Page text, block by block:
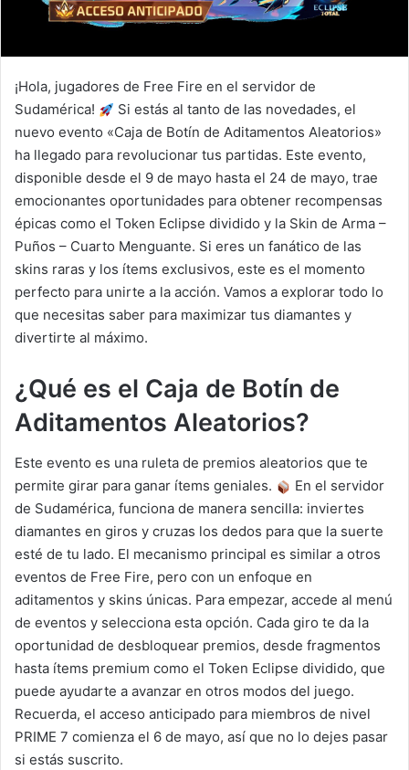
¡Hola, jugadores de Free Fire en el servidor de
Sudamérica!
Si estás al tanto de las novedades, el
nuevo evento «Caja de Botín de Aditamentos Aleatorios»
ha llegado para revolucionar tus partidas. Este evento,
disponible desde el 9 de mayo hasta el 24 de mayo, trae
emocionantes oportunidades para obtener recompensas
épicas como el Token Eclipse dividido y la Skin de Arma –
Puños – Cuarto Menguante. Si eres un fanático de las
skins raras y los ítems exclusivos, este es el momento
perfecto para unirte a la acción. Vamos a explorar todo lo
que necesitas saber para maximizar tus diamantes y
divertirte al máximo.
¿Qué es el Caja de Botín de
Aditamentos Aleatorios?
Este evento es una ruleta de premios aleatorios que te
permite girar para ganar ítems geniales.
En el servidor
de Sudamérica, funciona de manera sencilla: inviertes
diamantes en giros y cruzas los dedos para que la suerte
esté de tu lado. El mecanismo principal es similar a otros
eventos de Free Fire, pero con un enfoque en
aditamentos y skins únicas. Para empezar, accede al menú
de eventos y selecciona esta opción. Cada giro te da la
oportunidad de desbloquear premios, desde fragmentos
hasta ítems premium como el Token Eclipse dividido, que
puede ayudarte a avanzar en otros modos del juego.
Recuerda, el acceso anticipado para miembros de nivel
PRIME 7 comienza el 6 de mayo, así que no lo dejes pasar
si estás suscrito.